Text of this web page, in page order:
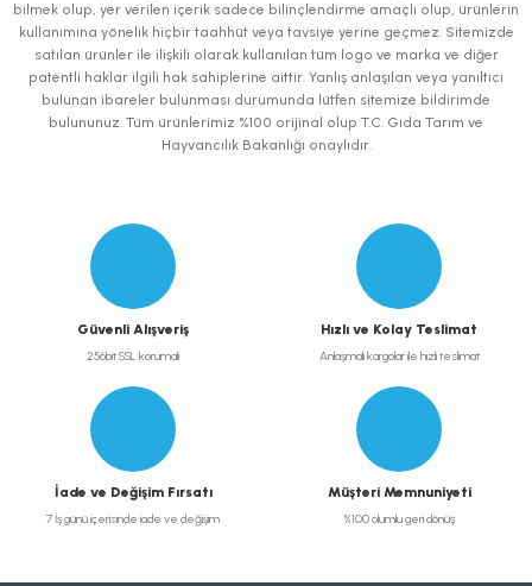
Ürün fiyatı diğer sitelerden daha pahalı.
Bu ürüne benzer farklı alternatifler olmalı.
bilmek olup, yer verilen içerik sadece bilinçlendirme amaçlı olup, ürünlerin
kullanımına yönelik hiçbir taahhüt veya tavsiye yerine geçmez. Sitemizde
satılan ürünler ile ilişkili olarak kullanılan tüm logo ve marka ve diğer
patentli haklar ilgili hak sahiplerine aittir. Yanlış anlaşılan veya yanıltıcı
bulunan ibareler bulunması durumunda lütfen sitemize bildirimde
bulununuz. Tüm ürünlerimiz %100 orijinal olup T.C. Gıda Tarım ve
Hayvancılık Bakanlığı onaylıdır.
Güvenli Alışveriş
256bit SSL korumalı
Hızlı ve Kolay Teslimat
Anlaşmalı kargolar ile hızlı teslimat
İade ve Değişim Fırsatı
7 İş günü içerisinde iade ve değişim
Müşteri Memnuniyeti
%100 olumlu geri dönüş